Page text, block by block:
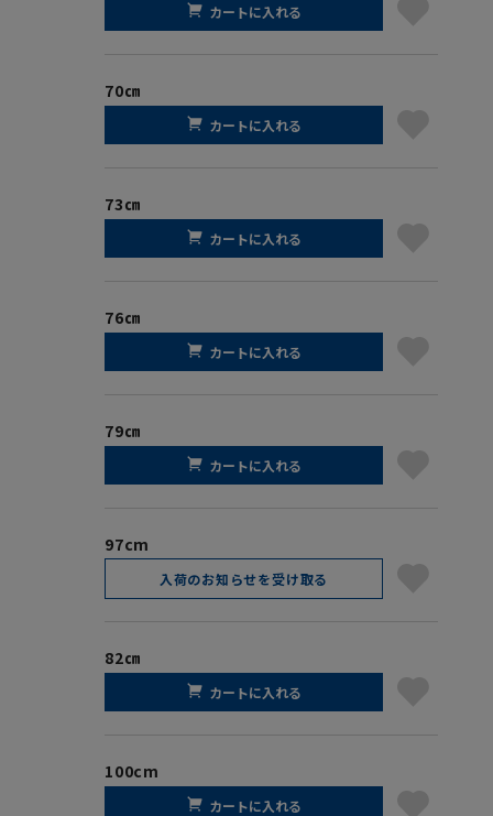
カートに入れる
70㎝
カートに入れる
73㎝
カートに入れる
76㎝
カートに入れる
79㎝
カートに入れる
97cm
入荷のお知らせを受け取る
82㎝
カートに入れる
100cm
カートに入れる